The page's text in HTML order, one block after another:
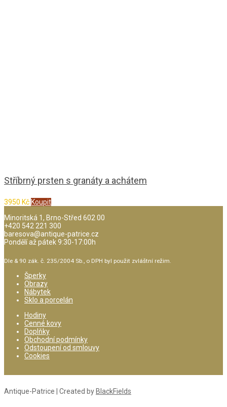
Stříbrný prsten s granáty a achátem
3950 Kč Koupit
Minoritská 1, Brno-Střed 602 00
+420 542 221 300
baresova@antique-patrice.cz
Pondělí až pátek 9:30-17:00h
Dle & 90 zák. č. 235/2004 Sb., o DPH byl použit zvláštní režim.
Šperky
Obrazy
Nábytek
Sklo a porcelán
Hodiny
Cenné kovy
Doplňky
Obchodní podmínky
Odstoupení od smlouvy
Cookies
Antique-Patrice | Created by BlackFields